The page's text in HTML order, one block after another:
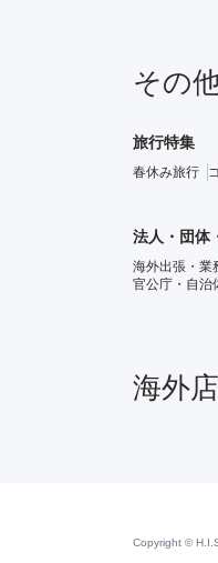
その
旅行特集
春休み旅行
法人・団体
海外出張・業
官公庁・自治
海外
Copyright ©